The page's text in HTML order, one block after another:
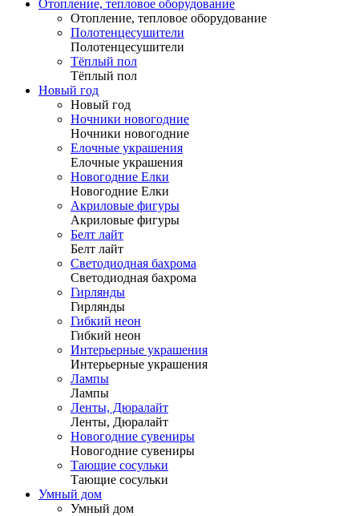
Отопление, тепловое оборудование
Отопление, тепловое оборудование
Полотенцесушители
Полотенцесушители
Тёплый пол
Тёплый пол
Новый год
Новый год
Ночники новогодние
Ночники новогодние
Елочные украшения
Елочные украшения
Новогодние Елки
Новогодние Елки
Акриловые фигуры
Акриловые фигуры
Белт лайт
Белт лайт
Светодиодная бахрома
Светодиодная бахрома
Гирлянды
Гирлянды
Гибкий неон
Гибкий неон
Интерьерные украшения
Интерьерные украшения
Лампы
Лампы
Ленты, Дюралайт
Ленты, Дюралайт
Новогодние сувениры
Новогодние сувениры
Тающие сосульки
Тающие сосульки
Умный дом
Умный дом